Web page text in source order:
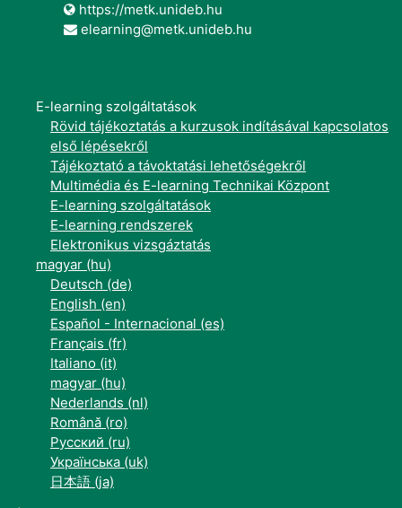
https://metk.unideb.hu
elearning@metk.unideb.hu
E-learning szolgáltatások
Rövid tájékoztatás a kurzusok indításával kapcsolatos
első lépésekről
Tájékoztató a távoktatási lehetőségekről
Multimédia és E-learning Technikai Központ
E-learning szolgáltatások
E-learning rendszerek
Elektronikus vizsgáztatás
magyar ‎(hu)‎
Deutsch ‎(de)‎
English ‎(en)‎
Español - Internacional ‎(es)‎
Français ‎(fr)‎
Italiano ‎(it)‎
magyar ‎(hu)‎
Nederlands ‎(nl)‎
Română ‎(ro)‎
Русский ‎(ru)‎
Українська ‎(uk)‎
日本語 ‎(ja)‎